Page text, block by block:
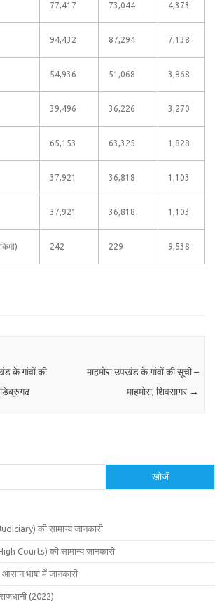
77,417 73,044 4,373
94,432 87,294 7,138
54,936 51,068 3,868
39,496 36,226 3,270
65,153 63,325 1,828
37,921 36,818 1,103
37,921 36,818 1,103
242 229 9,538
के गांवों की
माहमोरा उपखंड के गांवों की सूची –
माहमोरा, शिवसागर →
खोजें
की सामान्य जानकारी
Courts) की सामान्य जानकारी
भाषा में जानकारी
(2022)